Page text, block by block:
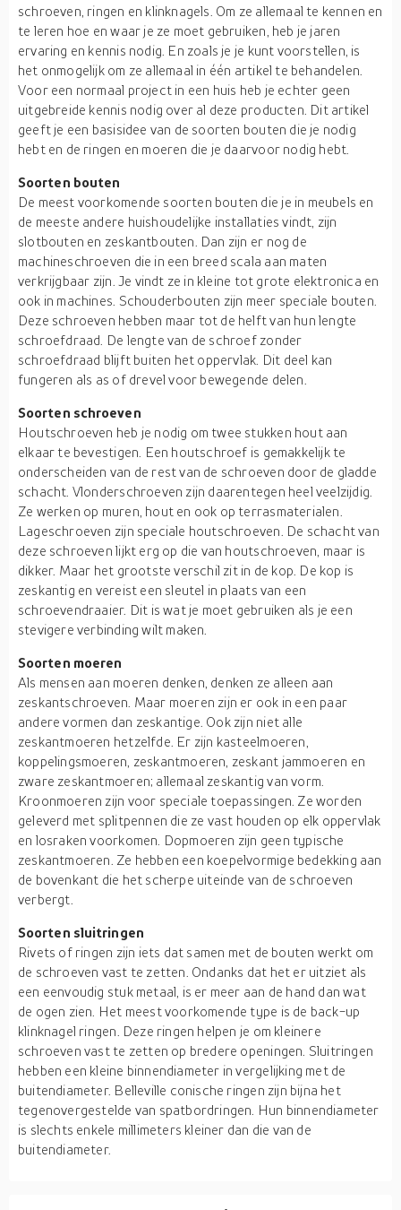
schroeven, ringen en klinknagels. Om ze allemaal te kennen en
te leren hoe en waar je ze moet gebruiken, heb je jaren
ervaring en kennis nodig. En zoals je je kunt voorstellen, is
het onmogelijk om ze allemaal in één artikel te behandelen.
Voor een normaal project in een huis heb je echter geen
uitgebreide kennis nodig over al deze producten. Dit artikel
geeft je een basisidee van de soorten bouten die je nodig
hebt en de ringen en moeren die je daarvoor nodig hebt.
Soorten bouten
De meest voorkomende soorten bouten die je in meubels en
de meeste andere huishoudelijke installaties vindt, zijn
slotbouten en zeskantbouten. Dan zijn er nog de
machineschroeven die in een breed scala aan maten
verkrijgbaar zijn. Je vindt ze in kleine tot grote elektronica en
ook in machines. Schouderbouten zijn meer speciale bouten.
Deze schroeven hebben maar tot de helft van hun lengte
schroefdraad. De lengte van de schroef zonder
schroefdraad blijft buiten het oppervlak. Dit deel kan
fungeren als as of drevel voor bewegende delen.
Soorten schroeven
Houtschroeven heb je nodig om twee stukken hout aan
elkaar te bevestigen. Een houtschroef is gemakkelijk te
onderscheiden van de rest van de schroeven door de gladde
schacht. Vlonderschroeven zijn daarentegen heel veelzijdig.
Ze werken op muren, hout en ook op terrasmaterialen.
Lageschroeven zijn speciale houtschroeven. De schacht van
deze schroeven lijkt erg op die van houtschroeven, maar is
dikker. Maar het grootste verschil zit in de kop. De kop is
zeskantig en vereist een sleutel in plaats van een
schroevendraaier. Dit is wat je moet gebruiken als je een
stevigere verbinding wilt maken.
Soorten moeren
Als mensen aan moeren denken, denken ze alleen aan
zeskantschroeven. Maar moeren zijn er ook in een paar
andere vormen dan zeskantige. Ook zijn niet alle
zeskantmoeren hetzelfde. Er zijn kasteelmoeren,
koppelingsmoeren, zeskantmoeren, zeskant jammoeren en
zware zeskantmoeren; allemaal zeskantig van vorm.
Kroonmoeren zijn voor speciale toepassingen. Ze worden
geleverd met splitpennen die ze vast houden op elk oppervlak
en losraken voorkomen. Dopmoeren zijn geen typische
zeskantmoeren. Ze hebben een koepelvormige bedekking aan
de bovenkant die het scherpe uiteinde van de schroeven
verbergt.
Soorten sluitringen
Rivets of ringen zijn iets dat samen met de bouten werkt om
de schroeven vast te zetten. Ondanks dat het er uitziet als
een eenvoudig stuk metaal, is er meer aan de hand dan wat
de ogen zien. Het meest voorkomende type is de back-up
klinknagel ringen. Deze ringen helpen je om kleinere
schroeven vast te zetten op bredere openingen. Sluitringen
hebben een kleine binnendiameter in vergelijking met de
buitendiameter. Belleville conische ringen zijn bijna het
tegenovergestelde van spatbordringen. Hun binnendiameter
is slechts enkele millimeters kleiner dan die van de
buitendiameter.